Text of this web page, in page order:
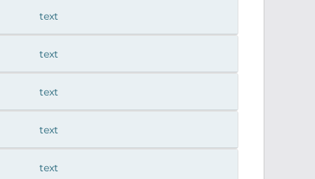
text
text
text
text
text